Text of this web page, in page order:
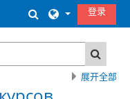
切换搜索输入
登录
搜索课
展开全部